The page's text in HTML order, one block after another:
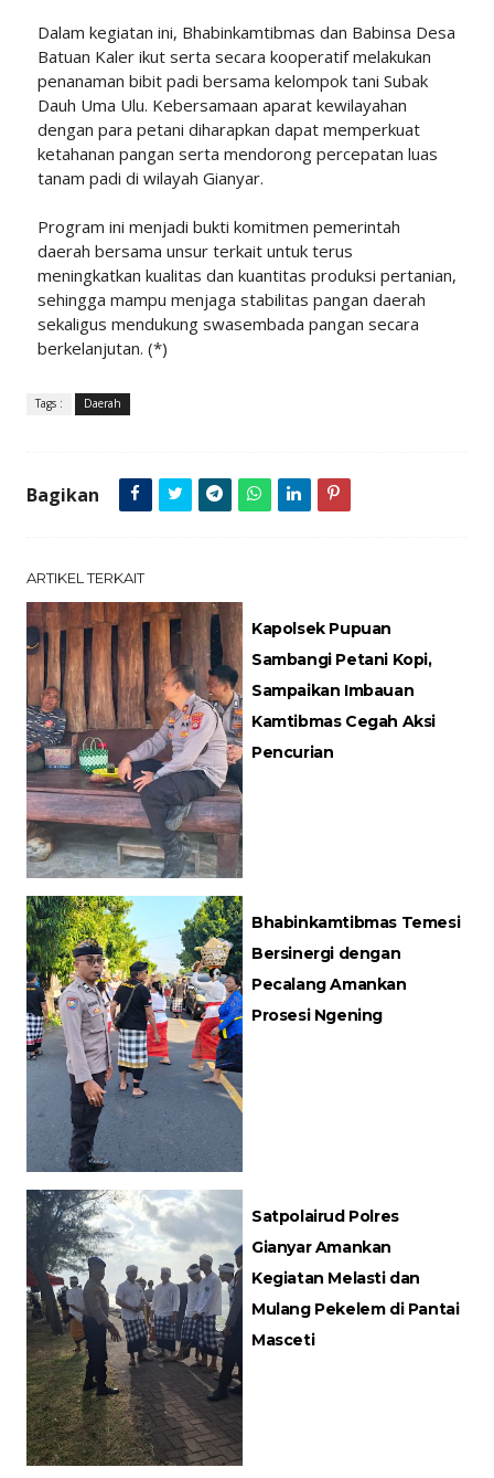
Dalam kegiatan ini, Bhabinkamtibmas dan Babinsa Desa
Batuan Kaler ikut serta secara kooperatif melakukan
penanaman bibit padi bersama kelompok tani Subak
Dauh Uma Ulu. Kebersamaan aparat kewilayahan
dengan para petani diharapkan dapat memperkuat
ketahanan pangan serta mendorong percepatan luas
tanam padi di wilayah Gianyar.
Program ini menjadi bukti komitmen pemerintah
daerah bersama unsur terkait untuk terus
meningkatkan kualitas dan kuantitas produksi pertanian,
sehingga mampu menjaga stabilitas pangan daerah
sekaligus mendukung swasembada pangan secara
berkelanjutan. (*)
Tags : Daerah
Bagikan
ARTIKEL TERKAIT
Kapolsek Pupuan
Sambangi Petani Kopi,
Sampaikan Imbauan
Kamtibmas Cegah Aksi
Pencurian
Bhabinkamtibmas Temesi
Bersinergi dengan
Pecalang Amankan
Prosesi Ngening
Satpolairud Polres
Gianyar Amankan
Kegiatan Melasti dan
Mulang Pekelem di Pantai
Masceti